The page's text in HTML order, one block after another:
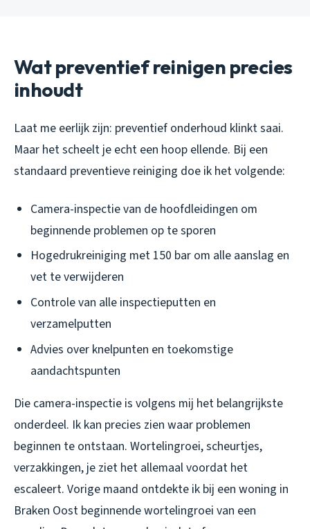
Wat preventief reinigen precies
inhoudt
Laat me eerlijk zijn: preventief onderhoud klinkt saai.
Maar het scheelt je echt een hoop ellende. Bij een
standaard preventieve reiniging doe ik het volgende:
Camera-inspectie van de hoofdleidingen om
beginnende problemen op te sporen
Hogedrukreiniging met 150 bar om alle aanslag en
vet te verwijderen
Controle van alle inspectieputten en
verzamelputten
Advies over knelpunten en toekomstige
aandachtspunten
Die camera-inspectie is volgens mij het belangrijkste
onderdeel. Ik kan precies zien waar problemen
beginnen te ontstaan. Wortelingroei, scheurtjes,
verzakkingen, je ziet het allemaal voordat het
escaleert. Vorige maand ontdekte ik bij een woning in
Braken Oost beginnende wortelingroei van een